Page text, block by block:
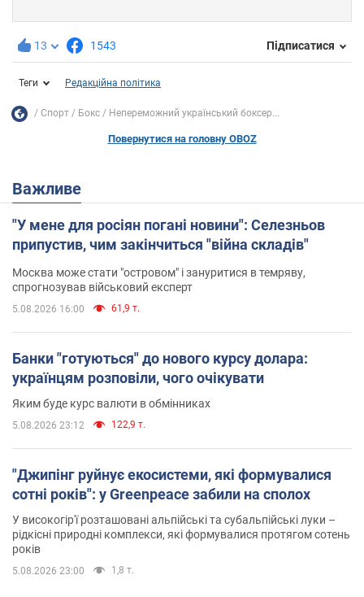
13 1543 Підписатися
Теги Редакційна політика
Спорт Бокс Непереможний український боксер...
Повернутися на головну OBOZ
Важливе
"У мене для росіян погані новини": Селезньов
припустив, чим закінчиться "війна складів"
Москва може стати "островом" і зануритися в темряву,
спрогнозував військовий експерт
5.08.2026 16:00 61,9 т.
Банки "готуються" до нового курсу долара:
українцям розповіли, чого очікувати
Яким буде курс валюти в обмінниках
5.08.2026 23:12 122,9 т.
"Джипінг руйнує екосистеми, які формувалися
сотні років": у Greenpeace забили на сполох
У високогір'ї розташовані альпійські та субальпійські луки –
рідкісні природні комплекси, які формувалися протягом сотень
років
5.08.2026 23:00 1,8 т.